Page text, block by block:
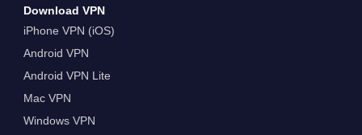
Download VPN
iPhone VPN (iOS)
Android VPN
Android VPN Lite
Mac VPN
Windows VPN